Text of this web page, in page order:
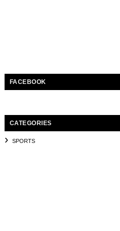
FACEBOOK
CATEGORIES
SPORTS